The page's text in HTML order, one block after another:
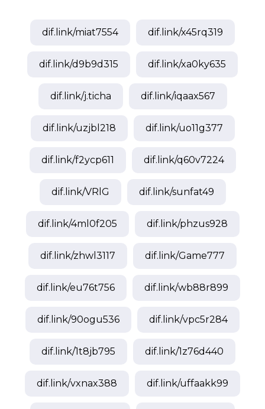
dif.link/miat7554 dif.link/x45rq319
dif.link/d9b9d315 dif.link/xa0ky635
dif.link/j.ticha dif.link/iqaax567
dif.link/uzjbl218 dif.link/uo11g377
dif.link/f2ycp611 dif.link/q60v7224
dif.link/VRlG dif.link/sunfat49
dif.link/4ml0f205 dif.link/phzus928
dif.link/zhwl3117 dif.link/Game777
dif.link/eu76t756 dif.link/wb88r899
dif.link/90ogu536 dif.link/vpc5r284
dif.link/1t8jb795 dif.link/1z76d440
dif.link/vxnax388 dif.link/uffaakk99